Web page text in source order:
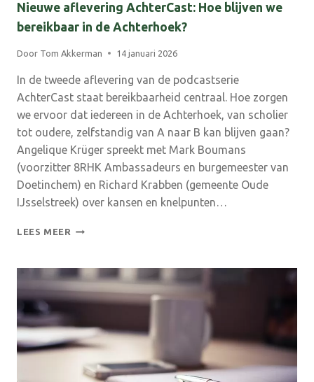
Nieuwe aflevering AchterCast: Hoe blijven we
bereikbaar in de Achterhoek?
Door Tom Akkerman 14 januari 2026
In de tweede aflevering van de podcastserie
AchterCast staat bereikbaarheid centraal. Hoe zorgen
we ervoor dat iedereen in de Achterhoek, van scholier
tot oudere, zelfstandig van A naar B kan blijven gaan?
Angelique Krüger spreekt met Mark Boumans
(voorzitter 8RHK Ambassadeurs en burgemeester van
Doetinchem) en Richard Krabben (gemeente Oude
IJsselstreek) over kansen en knelpunten…
LEES MEER NIEUWE
HOE
BLIJVEN
WE
IN
DE
ACHTERHOEK?